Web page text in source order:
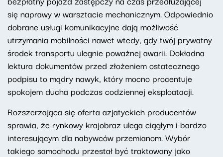
się naprawy w warsztacie mechanicznym. Odpowiednio
dobrane usługi komunikacyjne dają możliwość
utrzymania mobilności nawet wtedy, gdy twój prywatny
środek transportu ulegnie poważnej awarii. Dokładna
lektura dokumentów przed złożeniem ostatecznego
podpisu to mądry nawyk, który mocno procentuje
spokojem ducha podczas codziennej eksploatacji.
Rozszerzająca się oferta azjatyckich producentów
sprawia, że rynkowy krajobraz ulega ciągłym i bardzo
interesującym dla nabywców przemianom. Wybór
takiego samochodu przestał być traktowany jako